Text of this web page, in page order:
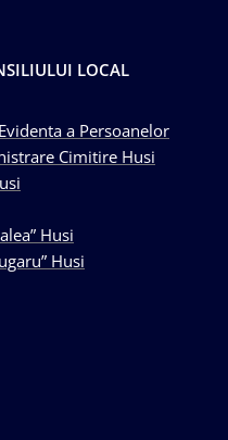
LOCAL
a Persoanelor
Cimitire Husi
Husi
Husi